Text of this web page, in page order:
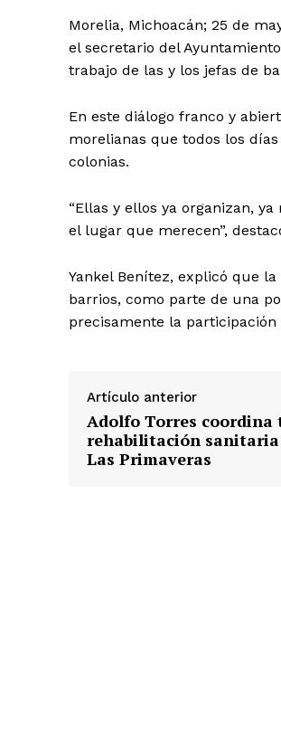
Morelia, Michoacán; 25 de
el secretario del
trabajo de las y los jefas de
En este diálogo franco y
morelianas que todos los
colonias.
“Ellas y ellos ya organizan,
el lugar que merecen”,
Yankel Benítez, explicó que
barrios, como parte de una
precisamente la
Artículo anterior
Adolfo Torres coordina
rehabilitación sanitaria
Las Primaveras